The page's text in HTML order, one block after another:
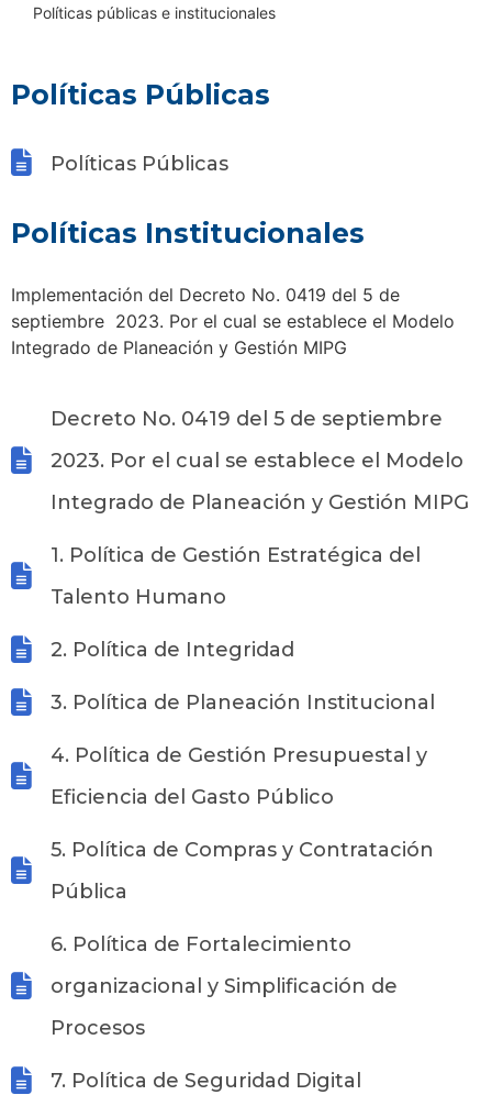
Políticas públicas e institucionales
Políticas Públicas
Políticas Públicas
Políticas Institucionales
Implementación del Decreto No. 0419 del 5 de
septiembre 2023. Por el cual se establece el Modelo
Integrado de Planeación y Gestión MIPG
Decreto No. 0419 del 5 de septiembre
2023. Por el cual se establece el Modelo
Integrado de Planeación y Gestión MIPG
1. Política de Gestión Estratégica del
Talento Humano
2. Política de Integridad
3. Política de Planeación Institucional
4. Política de Gestión Presupuestal y
Eficiencia del Gasto Público
5. Política de Compras y Contratación
Pública
6. Política de Fortalecimiento
organizacional y Simplificación de
Procesos
7. Política de Seguridad Digital